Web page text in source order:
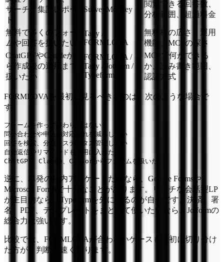
サーチ、集計レポー
ト
SurveyMonkey
閲覧できる回答数、
分析範囲、超過料金
無料で多くのフォー
ムや回答を扱いたい
Tally /
FORMLOVA
無料枠の広さ、運用
機能、MCPの深さ
ChatGPTやClaudeか
ら作成後の運用まで
扱いたい
FORMLOVA /
Tally / Jotform /
Typeform
MCPで何ができる
か、読み書き範囲、
認証方式
FORMLOVAを最初に見るべきなのは、次のような場合で
す。
フォームを作って終わりではない
問い合わせや申込の対応漏れを減らしたい
回答を検索、分類、ステータス管理したい
自動返信やリマインドも運用に入れたい
逆に、単発の社内アンケートだけなら、Google Formsや
Microsoft Formsで十分なことがあります。リッチな会話型LP
が主目的なら、Typeformを先に見るのが自然です。決済、署
名、PDF、テンプレートをまとめて使いたいなら、Jotformの
総合力は強いです。
比較では、FORMLOVAが合わないケースも最初に切り分け
た方が、判断が速くなります。